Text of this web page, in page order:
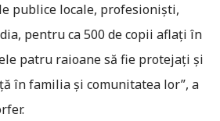
publice locale, profesioniști,
pentru ca 500 de copii aflați în
patru raioane să fie protejați și
în familia și comunitatea lor”, a